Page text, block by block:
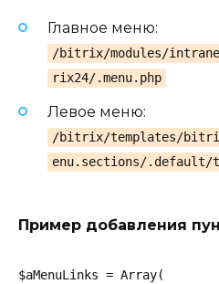
Главное меню:
/bitrix/modules/
rix24/.menu.php
Левое меню:
/bitrix/templates/
enu.sections/.default/
Пример добавления
$aMenuLinks = Array(